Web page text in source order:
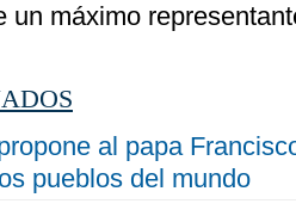
un máximo
al papa
pueblos del mundo